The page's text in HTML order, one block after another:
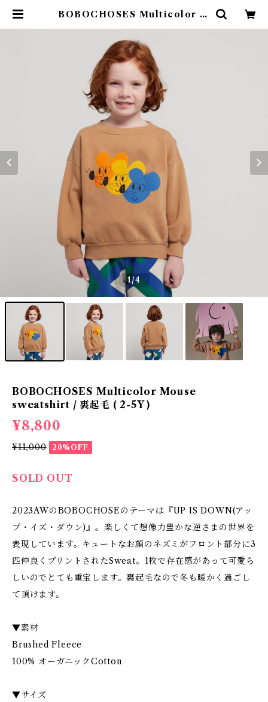
BOBOCHOSES Multicolor M
1/4
BOBOCHOSES Multicolor Mouse
sweatshirt / 裏起毛 ( 2-5Y )
¥8,800
¥11,000 20%OFF
SOLD OUT
2023AWのBOBOCHOSEのテーマは『UP IS DOWN(アッ
プ・イズ・ダウン)』。楽しくて想像力豊かな逆さまの世界を
表現しています。キュートなお顔のネズミがフロント部分に3
匹仲良くプリントされたSweat。1枚で存在感があって可愛ら
しいのでとても重宝します。裏起毛なので冬も暖かく過ごし
て頂けます。
▼素材
Brushed Fleece
100% オーガニックCotton
▼サイズ